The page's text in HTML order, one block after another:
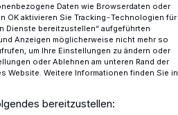
Daten wie Browserdaten oder
OK aktivieren Sie Tracking-Technologien für
Dienste bereitzustellen“ aufgeführten
Anzeigen möglicherweise nicht mehr so
um Ihre Einstellungen zu ändern oder
oder Ablehnen am unteren Rand der
Website. Weitere Informationen finden Sie in
bereitzustellen: